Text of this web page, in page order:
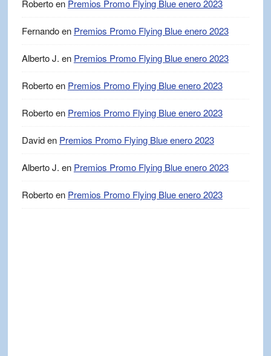
Robertoen Premios Promo Flying Blue enero 2023
Fernandoen Premios Promo Flying Blue enero 2023
Alberto J. en Premios Promo Flying Blue enero 2023
Robertoen Premios Promo Flying Blue enero 2023
Robertoen Premios Promo Flying Blue enero 2023
Daviden Premios Promo Flying Blue enero 2023
Alberto J. en Premios Promo Flying Blue enero 2023
Robertoen Premios Promo Flying Blue enero 2023